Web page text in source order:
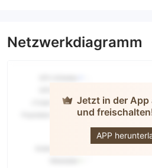
Netzwerkdiagramm
Jetzt in der App
und
APP
WIFX